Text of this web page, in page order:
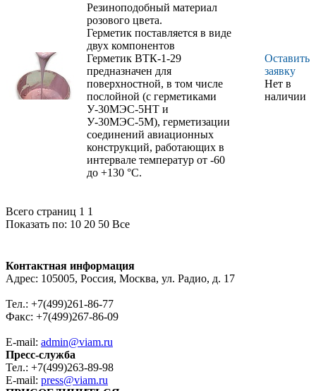
Резиноподобный материал
розового цвета.
Герметик поставляется в виде
двух компонентов
Герметик ВТК-1-29
предназначен для
поверхностной, в том числе
послойной (с герметиками
У-30МЭС-5НТ и
У-30МЭС-5М), герметизации
соединений авиационных
конструкций, работающих в
интервале температур от -60
до +130 °С.
Оставить
заявку
Нет в
наличии
Всего страниц 1 1
Показать по: 10 20 50 Все
Контактная информация
Адрес: 105005, Россия, Москва, ул. Радио, д. 17
Тел.: +7(499)261-86-77
Факс: +7(499)267-86-09
E-mail: admin@viam.ru
Пресс-служба
Тел.: +7(499)263-89-98
E-mail: press@viam.ru